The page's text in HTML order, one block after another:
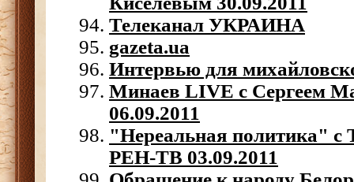
Телеканал УКРАИНА
gazeta.ua
Интервью для
Минаев LIVE с Сергеем
06.09.2011
"Нереальная политика" с
РЕН-ТВ 03.09.2011